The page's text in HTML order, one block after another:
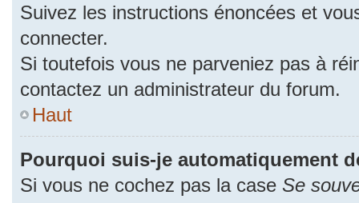
Suivez les instructions énoncées et
connecter.
Si toutefois vous ne parveniez pas à
contactez un administrateur du forum.
Haut
Pourquoi suis-je automatiquement
Si vous ne cochez pas la case Se